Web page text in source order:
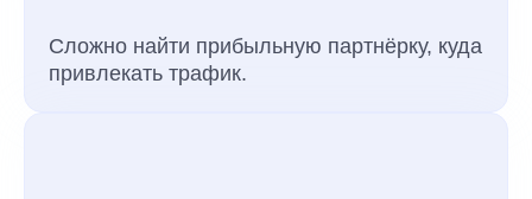
Сложно найти прибыльную партнёрку, куда
привлекать трафик.